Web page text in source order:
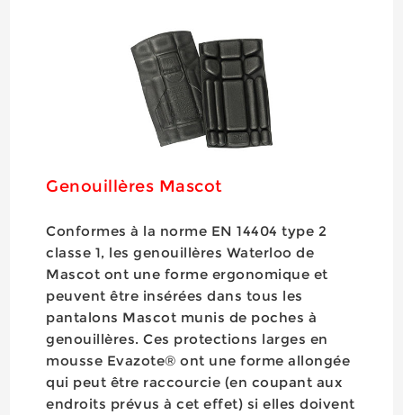
Genouillères Mascot
Conformes à la norme EN 14404 type 2
classe 1, les genouillères Waterloo de
Mascot ont une forme ergonomique et
peuvent être insérées dans tous les
pantalons Mascot munis de poches à
genouillères. Ces protections larges en
mousse Evazote® ont une forme allongée
qui peut être raccourcie (en coupant aux
endroits prévus à cet effet) si elles doivent